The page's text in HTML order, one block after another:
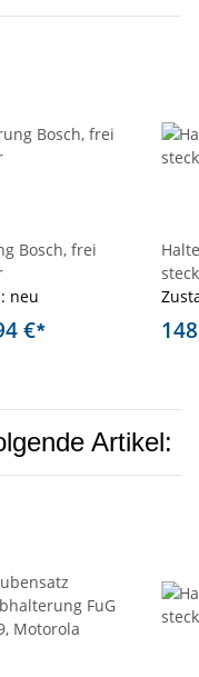
Bosch, frei
neu
€*
Artikel: